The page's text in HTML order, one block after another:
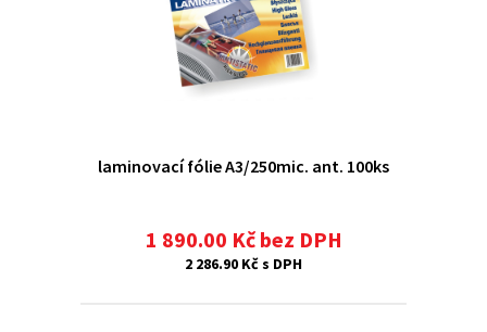
laminovací fólie A3/250mic. ant. 100ks
1 890.00 Kč bez DPH
2 286.90 Kč s DPH